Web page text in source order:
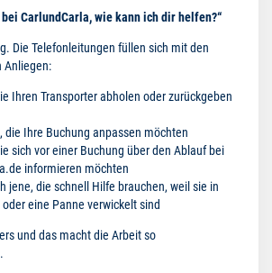
CarlundCarla, wie kann ich dir helfen?“
Die Telefonleitungen füllen sich mit den
Anliegen:
Ihren Transporter abholen oder zurückgeben
die Ihre Buchung anpassen möchten
sich vor einer Buchung über den Ablauf bei
informieren möchten
jene, die schnell Hilfe brauchen, weil sie in
eine Panne verwickelt sind
und das macht die Arbeit so